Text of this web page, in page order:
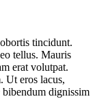
tincidunt.
tellus. Mauris
erat volutpat.
Ut eros lacus,
dignissim